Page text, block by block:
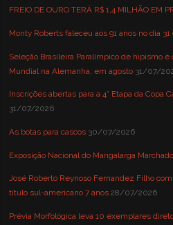
FREIO DE OURO TERÁ R$ 1,4 MILHÃO EM
Monty Roberts faleceu aos 91 anos no dia
Seleção Brasileira Paralímpico de hipismo é
Mundial na Alemanha, em agosto 31/07/
Inscrições abertas para a 4° Etapa da Copa
31/07/2026
As botas para cascos 30/07/2026
Exposição Nacional do Mangalarga
José Roberto Reynoso Fernandez Filho
título sul-americano 7 anos 28/07/2026
Prévia Morfológica leva 10 exemplares